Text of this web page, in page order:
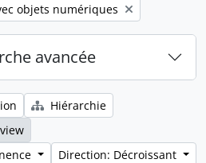
filter:
objets numériques
avancée
Hiérarchie
Direction: Décroissant